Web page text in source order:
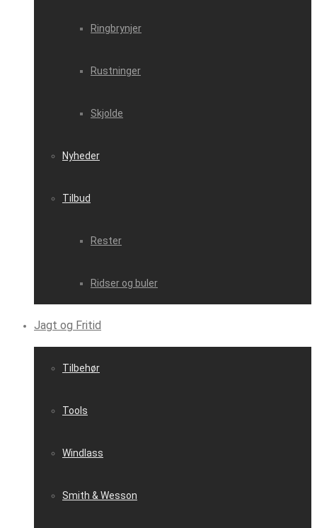
Ringbrynjer
Rustninger
Skjolde
Nyheder
Tilbud
Rester
Ridser og buler
Jagt og Fritid
Tilbehør
Tools
Windlass
Smith & Wesson